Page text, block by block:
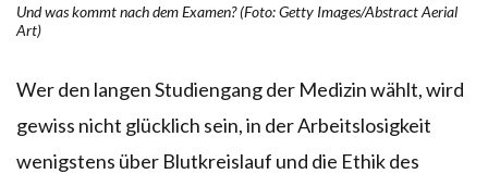
Und was kommt nach dem Examen? (Foto: Getty Images/Abstract Aerial
Art)
Wer den langen Studiengang der Medizin wählt, wird
gewiss nicht glücklich sein, in der Arbeitslosigkeit
wenigstens über Blutkreislauf und die Ethik des